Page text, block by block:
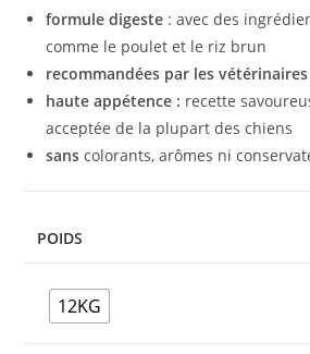
formule digeste : avec des
comme le poulet et le riz brun
recommandées par les vétérinaires
haute appétence : recette
acceptée de la plupart des chiens
sanscolorants, arômes ni
POIDS
12KG